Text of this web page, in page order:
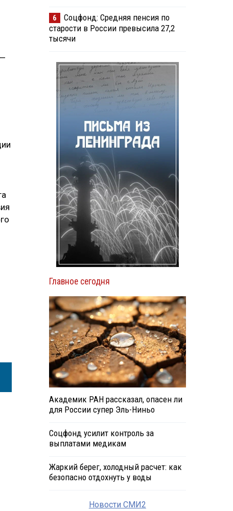
6
Соцфонд: Средняя пенсия по
старости в России превысила 27,2
тысячи
Главное сегодня
Академик РАН рассказал, опасен ли
для России супер Эль-Ниньо
Соцфонд усилит контроль за
выплатами медикам
Жаркий берег, холодный расчет: как
безопасно отдохнуть у воды
Новости СМИ2